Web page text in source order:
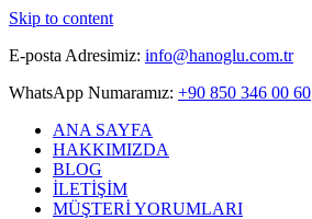
Skip to content
E-posta Adresimiz: info@hanoglu.com.tr
WhatsApp Numaramız: +90 850 346 00 60
ANA SAYFA
HAKKIMIZDA
BLOG
İLETİŞİM
MÜŞTERİ YORUMLARI